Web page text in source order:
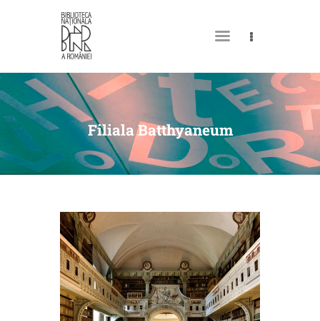
Filiala Batthyaneum
DESPRE NOI
PERMISUL MEU DE
BIBLIOTECĂ
CATALOAGE ȘI COLECȚII
EVENIMENTE
CULTURALE
NOUTĂȚI